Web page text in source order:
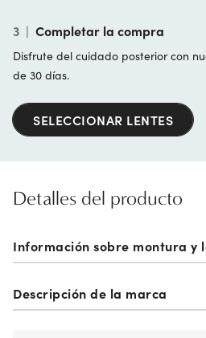
3 | Completar la compra
Disfrute del cuidado posterior con
de 30 días.
SELECCIONAR LENTES
Detalles del producto
Información sobre montura y
Descripción de la marca